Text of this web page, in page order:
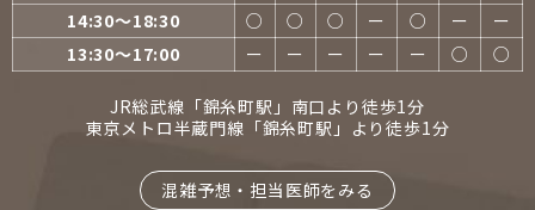
14:30〜18:30
○ ○ ○ ー ○ ー
ー
13:30〜17:00
ー ー ー ー ー ○ ○
JR総武線「錦糸町駅」南口より徒歩1分
東京メトロ半蔵門線「錦糸町駅」より徒歩1分
混雑予想・担当医師をみる